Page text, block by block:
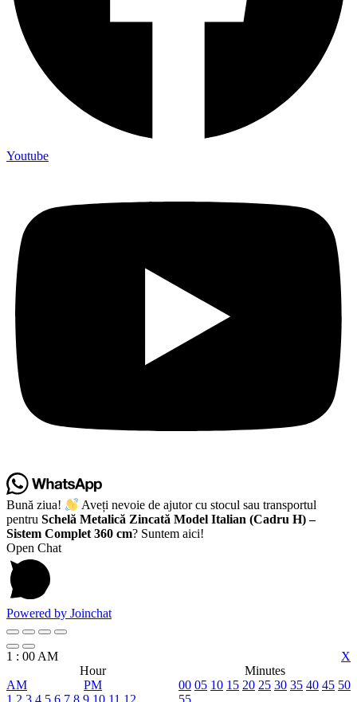
Youtube
Bună ziua!
Aveți nevoie de ajutor cu stocul sau transportul
pentru Schelă Metalică Zincată Model Italian (Cadru H) –
Sistem Complet 360 cm? Suntem aici!
Open Chat
Powered by Joinchat
X
1 : 00 AM
Hour
Minutes
AM
PM
1 2 3 4 5 6 7 8 9 10 11 12
00 05 10 15 20 25 30 35 40 45 50
55